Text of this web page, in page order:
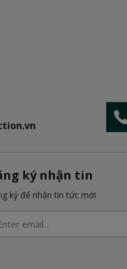
ký nhận tin
ký để nhận tin tức mới